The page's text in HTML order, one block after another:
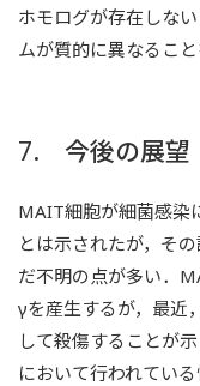
ホモログが存在しな
ムが質的に異なること
7. 今後の展望
MAIT細胞が細菌感染
とは示されたが，そ
だ不明の点が多い．
γを産生するが，最近
して殺傷することが
において行われてい